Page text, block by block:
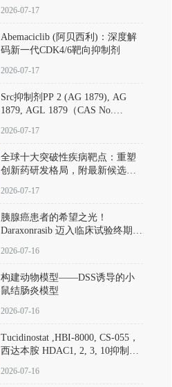
同等抑制ROCK1与ROCK2；其通
过精准嵌入激酶的ATP结合位点
发挥抑制作用，对ROCK1和
ROCK2的解离常数（Ki）分别为
140 nM和300 nM；在众多丝氨酸/
中，其靶向ROCK的选择性超过
200倍，凸显出优异的分子特异
2026-07-17
Abemaciclib (阿贝西利)：深度解
码新一代CDK4/6靶向抑制剂
2026-07-17
Src抑制剂PP 2 (AG 1879), AG
1879, AGL 1879（CAS No.
应用指南
2026-07-17
全球十大突破性疾病靶点：重塑
创新药研发格局，附最新候选分
2026-07-17
胰腺癌患者的希望之光！
Daraxonrasib 迈入临床试验终期阶
2026-07-16
构建动物模型——DSS诱导的小
鼠结肠炎模型
2026-07-16
Tucidinostat ,HBI-8000, CS-055，
西达本胺 HDAC1, 2, 3, 10抑制剂
D808567) - DKM活性分子
2026-07-16